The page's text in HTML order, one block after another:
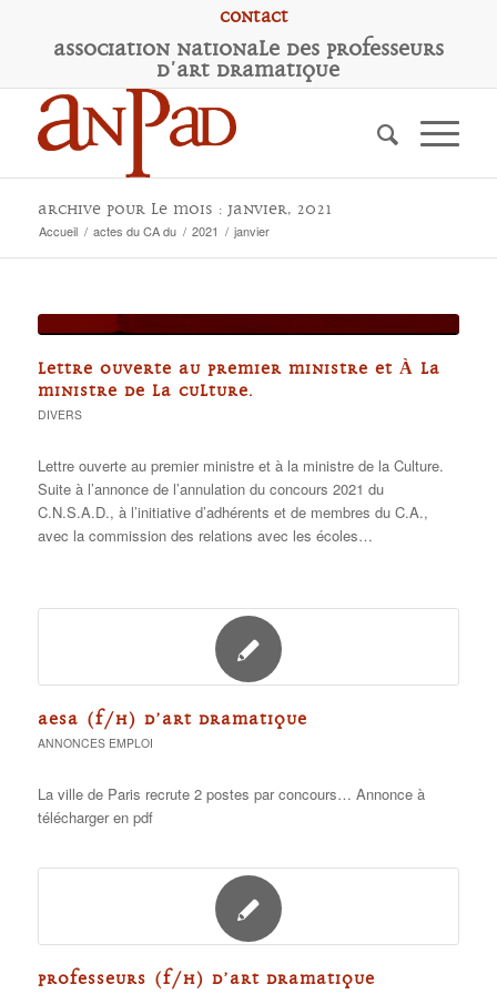
Contact
Association Nationale des Professeurs
d'Art Dramatique
Archive pour le mois : janvier, 2021
Accueil / actes du CA du / 2021 / janvier
LETTRE OUVERTE AU PREMIER MINISTRE ET À LA
MINISTRE DE LA CULTURE.
DIVERS
Lettre ouverte au premier ministre et à la ministre de la Culture.
Suite à l’annonce de l’annulation du concours 2021 du
C.N.S.A.D., à l’initiative d’adhérents et de membres du C.A.,
avec la commission des relations avec les écoles…
AESA (F/H) D’ART DRAMATIQUE
ANNONCES EMPLOI
La ville de Paris recrute 2 postes par concours… Annonce à
télécharger en pdf
PROFESSEURS (F/H) D’ART DRAMATIQUE